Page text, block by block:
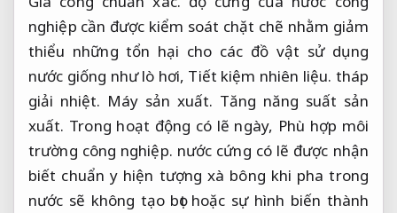
nghiệp cần được kiểm soát chặt chẽ nhằm giảm
thiểu những tổn hại cho các đồ vật sử dụng
nước giống như lò hơi, Tiết kiệm nhiên liệu. tháp
giải nhiệt. Máy sản xuất. Tăng năng suất sản
xuất. Trong hoạt động có lẽ ngày, Phù hợp môi
trường công nghiệp. nước cứng có lẽ được nhận
biết chuẩn y hiện tượng xà bông khi pha trong
nước sẽ không tạo bọt hoặc sự hình biến thành